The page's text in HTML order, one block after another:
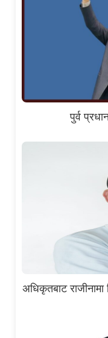
पुर्व
अधिकृतबाट राजीनामा